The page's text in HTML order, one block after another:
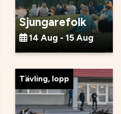
Sjungarefolk
14 Aug - 15 Aug
Tävling, lopp